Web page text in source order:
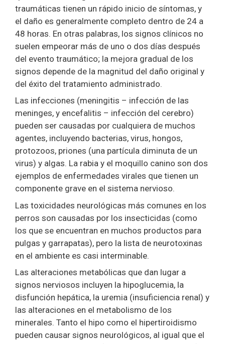
traumáticas tienen un rápido inicio de síntomas, y
el daño es generalmente completo dentro de 24 a
48 horas. En otras palabras, los signos clínicos no
suelen empeorar más de uno o dos días después
del evento traumático; la mejora gradual de los
signos depende de la magnitud del daño original y
del éxito del tratamiento administrado.
Las infecciones (meningitis – infección de las
meninges, y encefalitis – infección del cerebro)
pueden ser causadas por cualquiera de muchos
agentes, incluyendo bacterias, virus, hongos,
protozoos, priones (una partícula diminuta de un
virus) y algas. La rabia y el moquillo canino son dos
ejemplos de enfermedades virales que tienen un
componente grave en el sistema nervioso.
Las toxicidades neurológicas más comunes en los
perros son causadas por los insecticidas (como
los que se encuentran en muchos productos para
pulgas y garrapatas), pero la lista de neurotoxinas
en el ambiente es casi interminable.
Las alteraciones metabólicas que dan lugar a
signos nerviosos incluyen la hipoglucemia, la
disfunción hepática, la uremia (insuficiencia renal) y
las alteraciones en el metabolismo de los
minerales. Tanto el hipo como el hipertiroidismo
pueden causar signos neurológicos, al igual que el